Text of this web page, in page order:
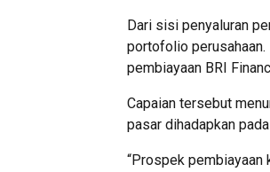
Dari sisi penyaluran
portofolio
pembiayaan BRI
Capaian tersebut
pasar dihadapkan
“Prospek pembiayaan